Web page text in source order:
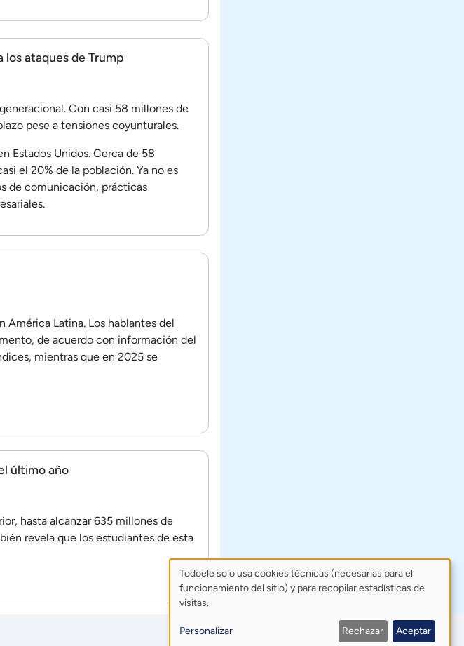
los ataques de Trump
Con casi 58 millones de
pese a tensiones coyunturales.
Estados Unidos. Cerca de 58
el 20% de la población. Ya no es
de comunicación, prácticas
América Latina. Los hablantes del
de acuerdo con información del
mientras que en 2025 se
último año
hasta alcanzar 635 millones de
revela que los estudiantes de esta
Uso
de
Todoele solo usa cookies técnicas (necesarias para el
funcionamiento del sitio) y para recopilar estadísticas de
visitas.
Personalizar Rechazar Aceptar